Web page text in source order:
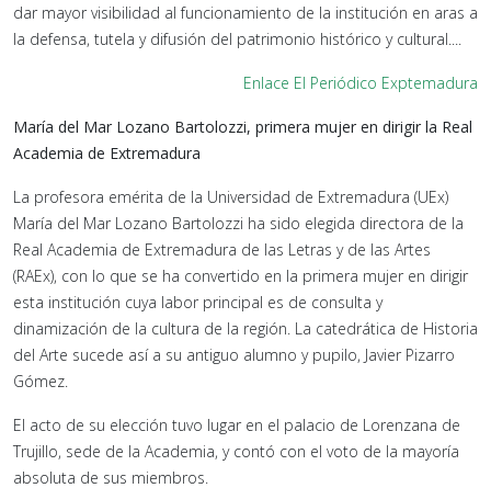
dar mayor visibilidad al funcionamiento de la institución en aras a
la defensa, tutela y difusión del patrimonio histórico y cultural....
Enlace El Periódico Exptemadura
María del Mar Lozano Bartolozzi, primera mujer en dirigir la Real
Academia de Extremadura
La profesora emérita de la Universidad de Extremadura (UEx)
María del Mar Lozano Bartolozzi ha sido elegida directora de la
Real Academia de Extremadura de las Letras y de las Artes
(RAEx), con lo que se ha convertido en la primera mujer en dirigir
esta institución cuya labor principal es de consulta y
dinamización de la cultura de la región. La catedrática de Historia
del Arte sucede así a su antiguo alumno y pupilo, Javier Pizarro
Gómez.
El acto de su elección tuvo lugar en el palacio de Lorenzana de
Trujillo, sede de la Academia, y contó con el voto de la mayoría
absoluta de sus miembros.